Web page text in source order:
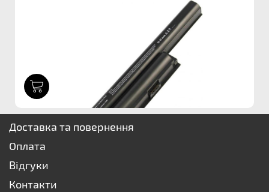
Доставка та повернення
Оплата
Відгуки
Контакти